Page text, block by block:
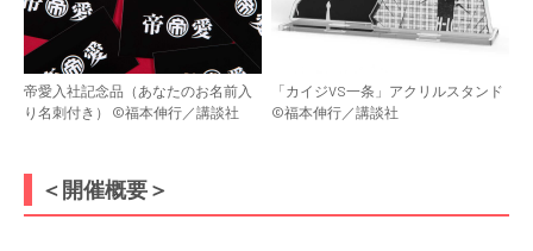
帝愛入社記念品（あなたのお名前入
り名刺付き） ©福本伸行／講談社
「カイジVS一条」アクリルスタンド
©福本伸行／講談社
＜開催概要＞